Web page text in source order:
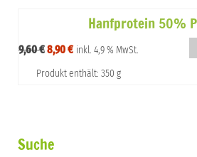
Hanfprotein 50%
9,60€Ursprünglicher
war:
8,90€Aktueller
ist:
inkl. 4,9 % MwSt.
Produkt enthält: 350 g
Suche